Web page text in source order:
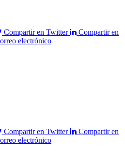
Compartir en Twitter
Compartir en
electrónico
Compartir en Twitter
Compartir en
electrónico